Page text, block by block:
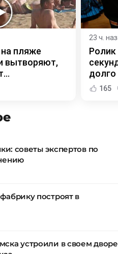
пляже
вытворяют,
23 ч.
Ролик
долго
165
советы экспертов по
построят в
устроили в своем дворе